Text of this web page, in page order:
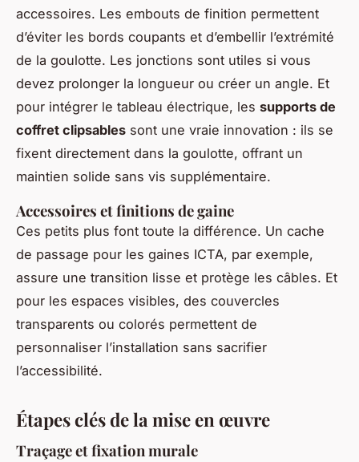
accessoires. Les embouts de finition permettent
d’éviter les bords coupants et d’embellir l’extrémité
de la goulotte. Les jonctions sont utiles si vous
devez prolonger la longueur ou créer un angle. Et
pour intégrer le tableau électrique, les supports de
coffret clipsables sont une vraie innovation : ils se
fixent directement dans la goulotte, offrant un
maintien solide sans vis supplémentaire.
Accessoires et finitions de gaine
Ces petits plus font toute la différence. Un cache
de passage pour les gaines ICTA, par exemple,
assure une transition lisse et protège les câbles. Et
pour les espaces visibles, des couvercles
transparents ou colorés permettent de
personnaliser l’installation sans sacrifier
l’accessibilité.
Étapes clés de la mise en œuvre
Traçage et fixation murale